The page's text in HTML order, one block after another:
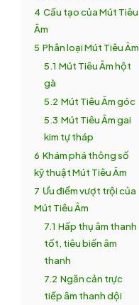
4 Cấu tạo của Mút Tiêu
Âm
5 Phân loại Mút Tiêu Âm
5.1 Mút Tiêu Âm hột
gà
5.2 Mút Tiêu Âm góc
5.3 Mút Tiêu Âm gai
kim tự tháp
6 Khám phá thông số
kỹ thuật Mút Tiêu Âm
7 Ưu điểm vượt trội của
Mút Tiêu Âm
7.1 Hấp thụ âm thanh
tốt, tiêu biến âm
thanh
7.2 Ngăn cản trực
tiếp âm thanh dội